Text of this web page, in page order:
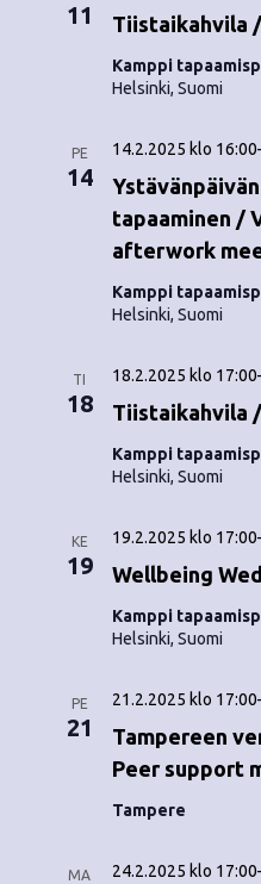
11 Tiistaikahvila
Kamppi
Helsinki, Suomi
PE
14
tapaaminen /
afterwork
14.2.2025 klo 16:00
Kamppi
Helsinki, Suomi
TI
18 Tiistaikahvila
18.2.2025 klo 17:00
Kamppi
Helsinki, Suomi
KE
19 Wellbeing
19.2.2025 klo 17:00
Kamppi
Helsinki, Suomi
PE
21
Tampereen
Peer support
21.2.2025 klo 17:00
Tampere
MA 24.2.2025 klo 17:00